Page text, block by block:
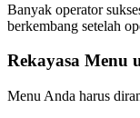
Banyak operator
berkembang setelah
Rekayasa Menu
Menu Anda harus